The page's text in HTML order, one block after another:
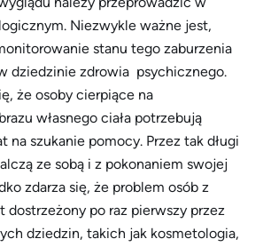
Niezwykle ważne jest,
stanu tego zaburzenia
dziedzinie zdrowia psychicznego.
że osoby cierpiące na
własnego ciała potrzebują
na szukanie pomocy. Przez tak długi
ze sobą i z pokonaniem swojej
zdarza się, że problem osób z
dostrzeżony po raz pierwszy przez
dziedzin, takich jak kosmetologia,